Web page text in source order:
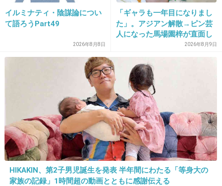
セカオワとは別れてないんでしょ？
なかなかやるな、きゃりーｗ
+540
2014/10/10(金) 10:19:54
手越が気持ち悪くてしょうがない。
なんでだろう。ブサイクではないんだけ
ど、、、
+619 -100
イルミナティ・陰謀論につい
て語ろうPart49
2026年8月8日
「ギャラも一年目になりまし
た」。アジアン解散→ピン芸
人になった馬場園梓が直面し
た現実、そして携える芸人と
しての矜持
2026年8月9日
HIKAKIN、第2子男児誕生を発表 半年間にわたる「等身大の
家族の記録」1時間超の動画とともに感謝伝える